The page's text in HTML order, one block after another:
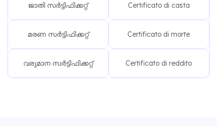
ജാതി സർട്ടിഫിക്കറ്റ് Certificato di casta
മരണ സർട്ടിഫിക്കറ്റ് Certificato di morte
വരുമാന സർട്ടിഫിക്കറ്റ് Certificato di reddito